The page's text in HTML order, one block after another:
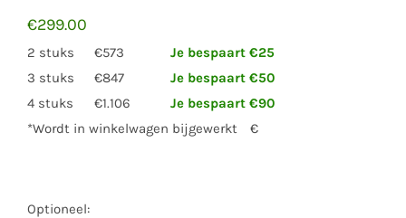
€299.00
2 stuks €573
Je bespaart €25
3 stuks
€847
Je bespaart €50
4 stuks
€1.106
Je bespaart €90
*Wordt in winkelwagen bijgewerkt
€
Optioneel: